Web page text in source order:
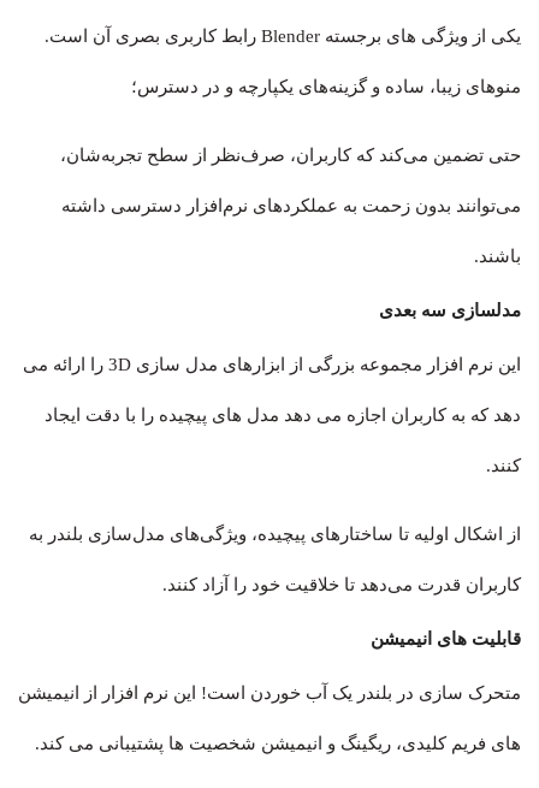
یکی از ویژگی های برجسته Blender رابط کاربری بصری آن است.
منوهای زیبا، ساده و گزینه‌های یکپارچه و در دسترس؛
حتی تضمین می‌کند که کاربران، صرف‌نظر از سطح تجربه‌شان،
می‌توانند بدون زحمت به عملکردهای نرم‌افزار دسترسی داشته
باشند.
مدلسازی سه بعدی
این نرم افزار مجموعه بزرگی از ابزارهای مدل سازی 3D را ارائه می
دهد که به کاربران اجازه می دهد مدل های پیچیده را با دقت ایجاد
کنند.
از اشکال اولیه تا ساختارهای پیچیده، ویژگی‌های مدل‌سازی بلندر به
کاربران قدرت می‌دهد تا خلاقیت خود را آزاد کنند.
قابلیت های انیمیشن
متحرک سازی در بلندر یک آب خوردن است! این نرم افزار از انیمیشن
های فریم کلیدی، ریگینگ و انیمیشن شخصیت ها پشتیبانی می کند.